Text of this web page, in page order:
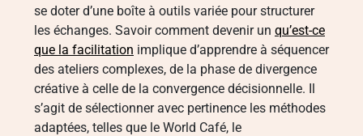
se doter d’une boîte à outils variée pour structurer
les échanges. Savoir comment devenir un qu’est-ce
que la facilitation implique d’apprendre à séquencer
des ateliers complexes, de la phase de divergence
créative à celle de la convergence décisionnelle. Il
s’agit de sélectionner avec pertinence les méthodes
adaptées, telles que le World Café, le